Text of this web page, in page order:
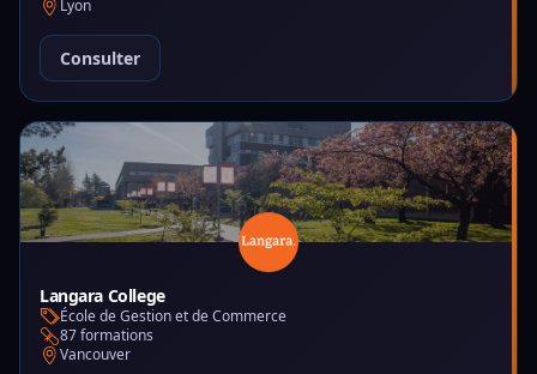
Lyon
Consulter
Langara College
École de Gestion et de Commerce
87 formations
Vancouver